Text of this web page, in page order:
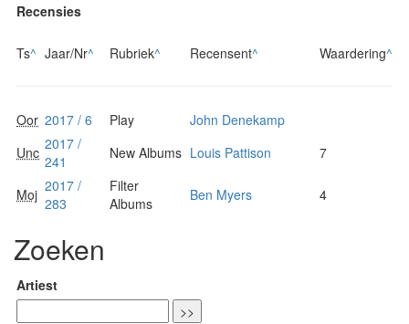
Recensies
Ts^ Jaar/Nr^ Rubriek^ Recensent^ Waardering^
Oor 2017 / 6 Play
John Denekamp
Unc 2017 /
241
New Albums Louis Pattison 7
Moj 2017 /
283
Filter
Albums
Ben Myers 4
Zoeken
Artiest